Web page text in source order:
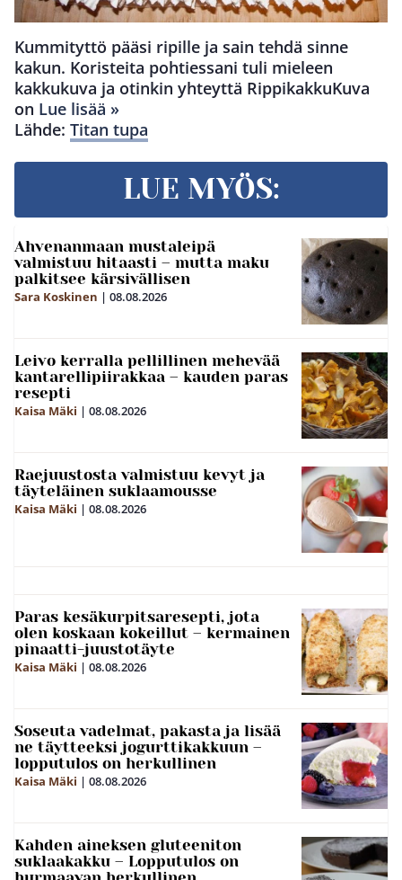
Kummityttö pääsi ripille ja sain tehdä sinne
kakun. Koristeita pohtiessani tuli mieleen
kakkukuva ja otinkin yhteyttä RippikakkuKuva
on Lue lisää »
Lähde: Titan tupa
LUE MYÖS:
Ahvenanmaan mustaleipä
valmistuu hitaasti – mutta maku
palkitsee kärsivällisen
Sara Koskinen | 08.08.2026
Leivo kerralla pellillinen mehevää
kantarellipiirakkaa – kauden paras
resepti
Kaisa Mäki | 08.08.2026
Raejuustosta valmistuu kevyt ja
täyteläinen suklaamousse
Kaisa Mäki | 08.08.2026
Paras kesäkurpitsaresepti, jota
olen koskaan kokeillut – kermainen
pinaatti-juustotäyte
Kaisa Mäki | 08.08.2026
Soseuta vadelmat, pakasta ja lisää
ne täytteeksi jogurttikakkuun –
lopputulos on herkullinen
Kaisa Mäki | 08.08.2026
Kahden aineksen gluteeniton
suklaakakku – Lopputulos on